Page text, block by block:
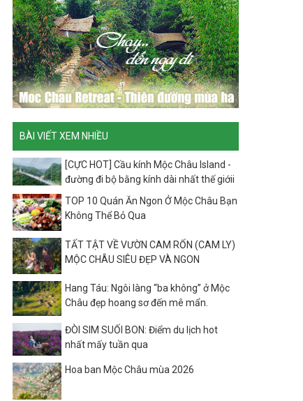
BÀI VIẾT XEM NHIỀU
[CỰC HOT] Cầu kính Mộc Châu Island -
đường đi bộ bằng kính dài nhất thế giớii
TOP 10 Quán Ăn Ngon Ở Mộc Châu Bạn
Không Thể Bỏ Qua
TẤT TẬT VỀ VƯỜN CAM RỐN (CAM LY)
MỘC CHÂU SIÊU ĐẸP VÀ NGON
Hang Táu: Ngôi làng “ba không” ở Mộc
Châu đẹp hoang sơ đến mê mẩn.
ĐÒI SIM SUỐI BON: Điểm du lịch hot
nhất mấy tuần qua
Hoa ban Mộc Châu mùa 2026